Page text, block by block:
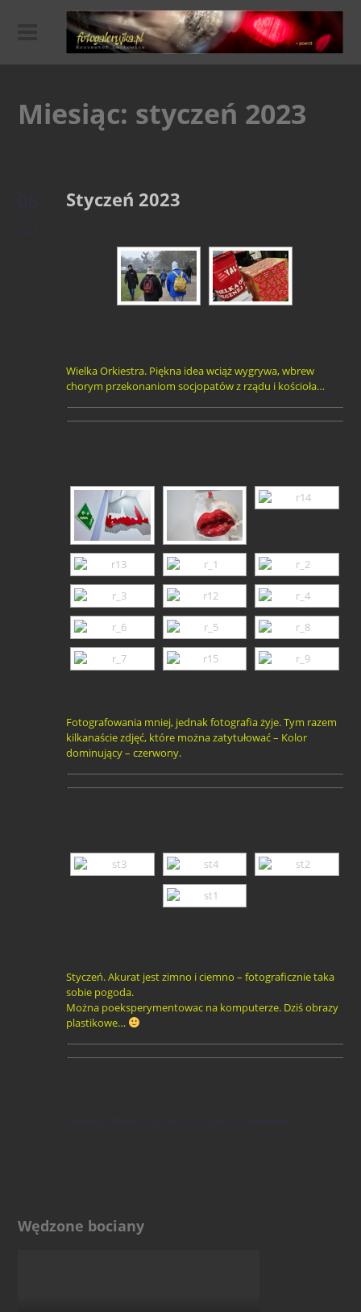
Miesiąc: styczeń 2023
06
2023
Styczeń 2023
Wielka Orkiestra. Piękna idea wciąż wygrywa, wbrew
chorym przekonaniom socjopatów z rządu i kościoła…
Fotografowania mniej, jednak fotografia żyje. Tym razem
kilkanaście zdjęć, które można zatytułować – Kolor
dominujący – czerwony.
Styczeń. Akurat jest zimno i ciemno – fotograficznie taka
sobie pogoda.
Można poeksperymentowac na komputerze. Dziś obrazy
plastikowe…
Posted by ADMINISTRATOR FOTOBLOG 0 comments
Wędzone bociany